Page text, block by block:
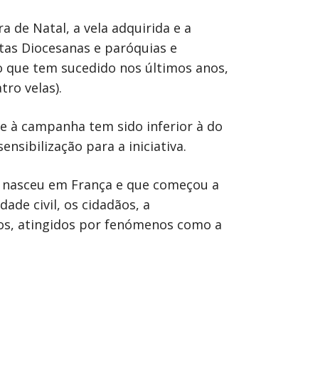
de Natal, a vela adquirida e a
Diocesanas e paróquias e
tem sucedido nos últimos anos,
velas).
à campanha tem sido inferior à do
para a iniciativa.
em França e que começou a
civil, os cidadãos, a
atingidos por fenómenos como a